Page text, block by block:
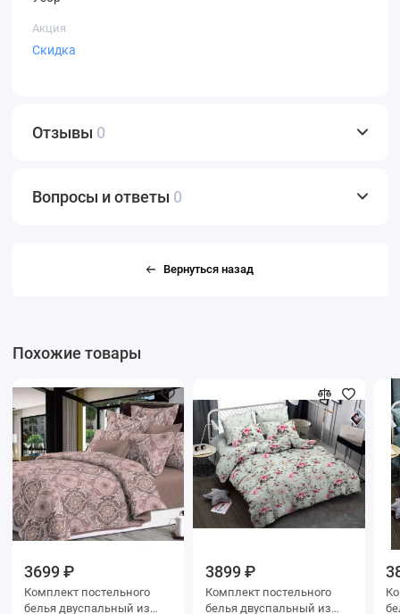
Акция
Скидка
Отзывы 0
Вопросы и ответы 0
Вернуться назад
Похожие товары
3699 ₽
Комплект постельного
белья двуспальный из
3899 ₽
Комплект постельного
белья двуспальный из
белья